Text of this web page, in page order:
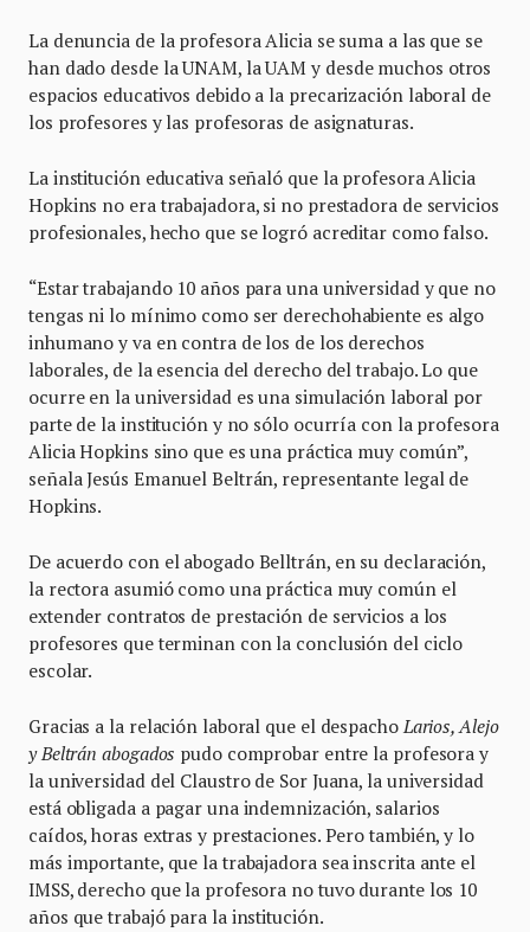
La denuncia de la profesora Alicia se suma a las que se
han dado desde la UNAM, la UAM y desde muchos otros
espacios educativos debido a la precarización laboral de
los profesores y las profesoras de asignaturas.
La institución educativa señaló que la profesora Alicia
Hopkins no era trabajadora, si no prestadora de servicios
profesionales, hecho que se logró acreditar como falso.
“Estar trabajando 10 años para una universidad y que no
tengas ni lo mínimo como ser derechohabiente es algo
inhumano y va en contra de los de los derechos
laborales, de la esencia del derecho del trabajo. Lo que
ocurre en la universidad es una simulación laboral por
parte de la institución y no sólo ocurría con la profesora
Alicia Hopkins sino que es una práctica muy común”,
señala Jesús Emanuel Beltrán, representante legal de
Hopkins.
De acuerdo con el abogado Belltrán, en su declaración,
la rectora asumió como una práctica muy común el
extender contratos de prestación de servicios a los
profesores que terminan con la conclusión del ciclo
escolar.
Gracias a la relación laboral que el despachoLarios, Alejo
y Beltrán abogados pudo comprobar entre la profesora y
la universidad del Claustro de Sor Juana, la universidad
está obligada a pagar una indemnización, salarios
caídos, horas extras y prestaciones. Pero también, y lo
más importante, que la trabajadora sea inscrita ante el
IMSS, derecho que la profesora no tuvo durante los 10
años que trabajó para la institución.